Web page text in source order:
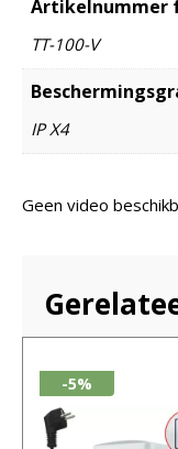
Artikelnummer
TT-100-V
IP X4
Geen video
-5%